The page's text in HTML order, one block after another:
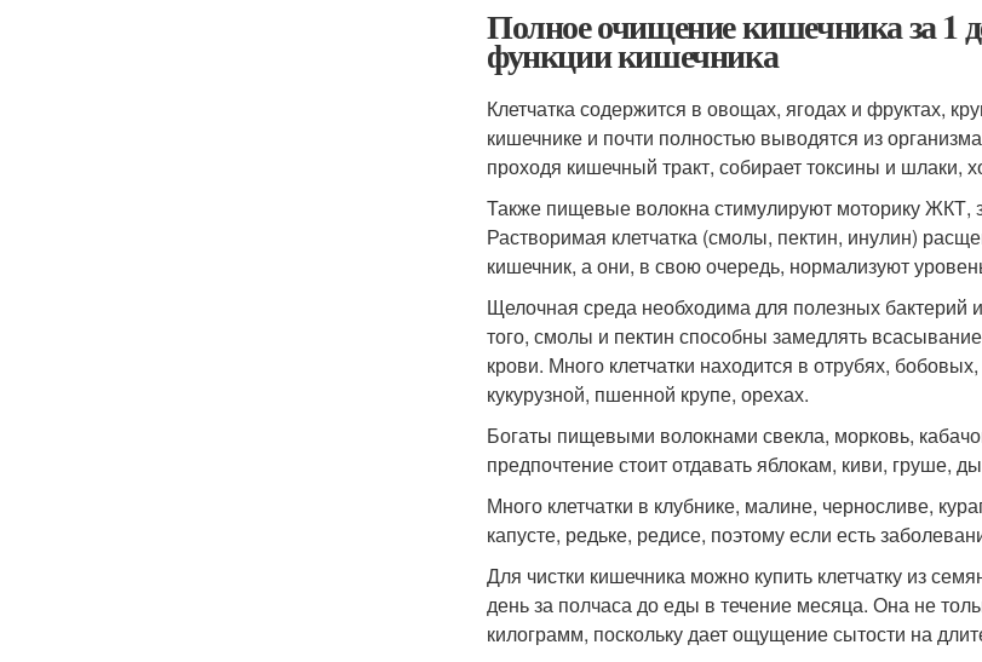
Полное очищение кишечника за 1
функции кишечника
Клетчатка содержится в овощах, ягодах и фруктах,
кишечнике и почти полностью выводятся из
проходя кишечный тракт, собирает токсины и шлаки,
Также пищевые волокна стимулируют моторику ЖКТ,
Растворимая клетчатка (смолы, пектин, инулин)
кишечник, а они, в свою очередь, нормализуют
Щелочная среда необходима для полезных
того, смолы и пектин способны замедлять
крови. Много клетчатки находится в отрубях,
кукурузной, пшенной крупе, орехах.
Богаты пищевыми волокнами свекла, морковь,
предпочтение стоит отдавать яблокам, киви, груше,
Много клетчатки в клубнике, малине, черносливе,
капусте, редьке, редисе, поэтому если есть
Для чистки кишечника можно купить клетчатку из
день за полчаса до еды в течение месяца. Она не
килограмм, поскольку дает ощущение сытости на